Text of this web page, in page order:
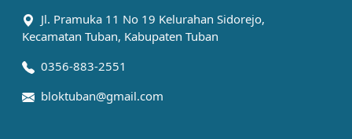
Jl. Pramuka 11 No 19 Kelurahan Sidorejo,
Kecamatan Tuban, Kabupaten Tuban
0356-883-2551
bloktuban@gmail.com